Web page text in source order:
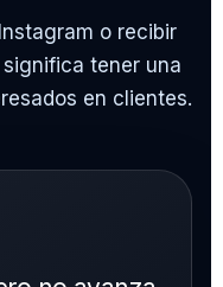
o recibir
tener una
en clientes.